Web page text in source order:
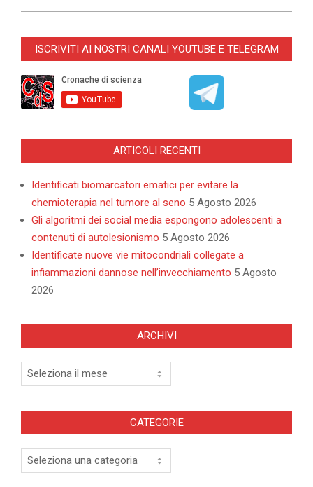
07-
ISCRIVITI AI NOSTRI CANALI YOUTUBE E TELEGRAM
ARTICOLI RECENTI
Identificati biomarcatori ematici per evitare la
chemioterapia nel tumore al seno 5 Agosto 2026
Gli algoritmi dei social media espongono adolescenti a
contenuti di autolesionismo 5 Agosto 2026
Identificate nuove vie mitocondriali collegate a
infiammazioni dannose nell’invecchiamento 5 Agosto
2026
ARCHIVI
Archivi
CATEGORIE
Categorie